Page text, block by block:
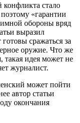
конфликта стало
«гарантии
обороны вряд
выразил
сражаться за
оружие. Что же
такая идея может не
журналист.
может пойти
автор статьи
окончания